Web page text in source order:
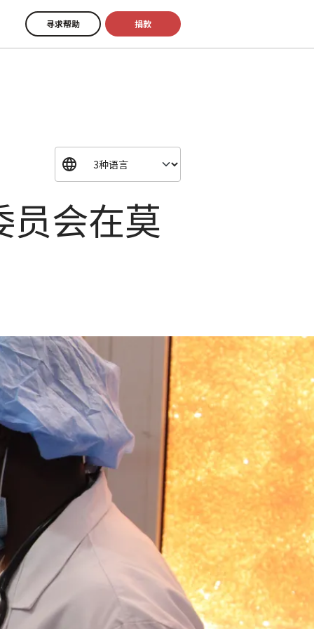
寻求帮助 捐款
员会在莫